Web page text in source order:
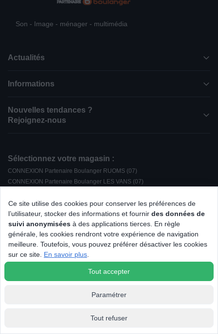
Ce site utilise des cookies pour conserver les préférences de
l’utilisateur, stocker des informations et fournir des données de
suivi anonymisées à des applications tierces. En règle
générale, les cookies rendront votre expérience de navigation
meilleure. Toutefois, vous pouvez préférer désactiver les cookies
sur ce site. En savoir plus
Tout accepter
Paramétrer
Tout refuser
Son - Image - ménager - multimédia
Actualités
Informations
Nouvelles tendances ?
Rejoignez-nous
Sélectionnez votre magasin :
CONNEXION Partenaire Boulanger RUOMS (07)
CONNEXION Partenaire Boulanger LES VANS (07)
CONNEXION Partenaire Boulanger BAUME-LES-DAMES (25)
CONNEXION Partenaire Boulanger NYONS (26)
CONNEXION Partenaire Boulanger ETOILE-SUR-RHONE (26)
CONNEXION Partenaire Boulanger REVEL (31)
CONNEXION Partenaire Boulanger PINEUILH (33)
CONNEXION Partenaire Boulanger LA COTE SAINT ANDRE (38)
CONNEXION Partenaire Boulanger BAUD (56)
CONNEXION Partenaire Boulanger DUNKERQUE (59)
Affichage et filtrage